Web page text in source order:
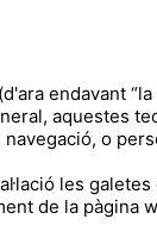
endavant
aquestes
o
les
de la pàgina